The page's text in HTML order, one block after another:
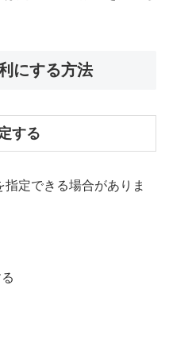
にする方法
する
定できる場合がありま